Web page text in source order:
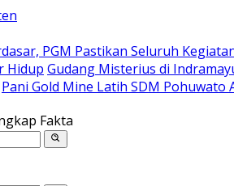
PGM Pastikan Seluruh
Hidup Gudang Misterius di
Pani Gold Mine Latih SDM Pohuwato
Fakta